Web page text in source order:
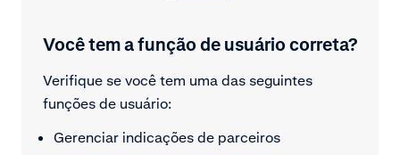
Você tem a função de usuário correta?
Verifique se você tem uma das seguintes
funções de usuário:
Gerenciar indicações de parceiros